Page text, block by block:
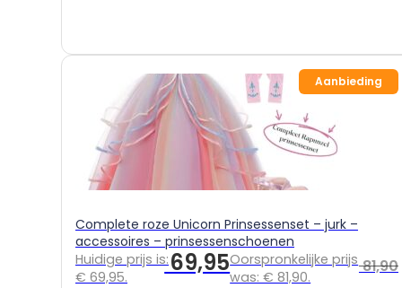
Complete roze Unicorn Prinsessenset – jurk –
accessoires – prinsessenschoenen
81,90
Oorspronkelijke prijs
was: € 81,90.
69,95
Huidige prijs is:
€ 69,95.
Aanbieding